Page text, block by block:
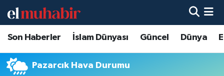
Son Haberler İslam Dünyası Güncel Dünya
Pazarcık Hava Durumu
Hava Durumu
Trafik Durumu